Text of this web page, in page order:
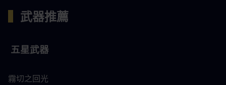
武器推薦
五星武器
霧切之回光